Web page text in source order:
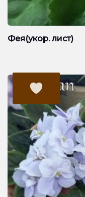
Фея(укор. лист)